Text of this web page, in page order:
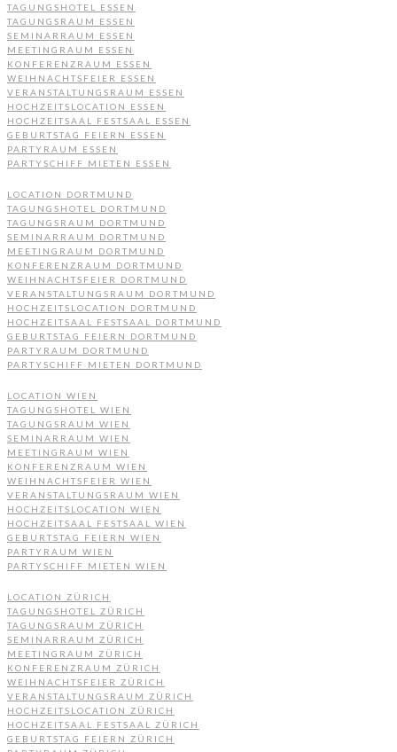
TAGUNGSHOTEL ESSEN
TAGUNGSRAUM ESSEN
SEMINARRAUM ESSEN
MEETINGRAUM ESSEN
KONFERENZRAUM ESSEN
WEIHNACHTSFEIER ESSEN
VERANSTALTUNGSRAUM ESSEN
HOCHZEITSLOCATION ESSEN
HOCHZEITSAAL FESTSAAL ESSEN
GEBURTSTAG FEIERN ESSEN
PARTYRAUM ESSEN
PARTYSCHIFF MIETEN ESSEN
LOCATION DORTMUND
TAGUNGSHOTEL DORTMUND
TAGUNGSRAUM DORTMUND
SEMINARRAUM DORTMUND
MEETINGRAUM DORTMUND
KONFERENZRAUM DORTMUND
WEIHNACHTSFEIER DORTMUND
VERANSTALTUNGSRAUM DORTMUND
HOCHZEITSLOCATION DORTMUND
HOCHZEITSAAL FESTSAAL DORTMUND
GEBURTSTAG FEIERN DORTMUND
PARTYRAUM DORTMUND
PARTYSCHIFF MIETEN DORTMUND
LOCATION WIEN
TAGUNGSHOTEL WIEN
TAGUNGSRAUM WIEN
SEMINARRAUM WIEN
MEETINGRAUM WIEN
KONFERENZRAUM WIEN
WEIHNACHTSFEIER WIEN
VERANSTALTUNGSRAUM WIEN
HOCHZEITSLOCATION WIEN
HOCHZEITSAAL FESTSAAL WIEN
GEBURTSTAG FEIERN WIEN
PARTYRAUM WIEN
PARTYSCHIFF MIETEN WIEN
LOCATION ZÜRICH
TAGUNGSHOTEL ZÜRICH
TAGUNGSRAUM ZÜRICH
SEMINARRAUM ZÜRICH
MEETINGRAUM ZÜRICH
KONFERENZRAUM ZÜRICH
WEIHNACHTSFEIER ZÜRICH
VERANSTALTUNGSRAUM ZÜRICH
HOCHZEITSLOCATION ZÜRICH
HOCHZEITSAAL FESTSAAL ZÜRICH
GEBURTSTAG FEIERN ZÜRICH